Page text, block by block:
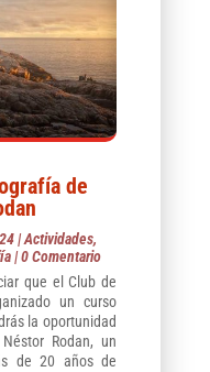
de
|Actividades,
| 0 Comentario
que el Club de
un curso
la oportunidad
Rodan, un
de 20 años de